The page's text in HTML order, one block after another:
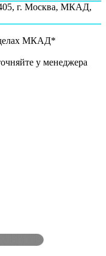
г. Москва, МКАД,
МКАД*
у менеджера